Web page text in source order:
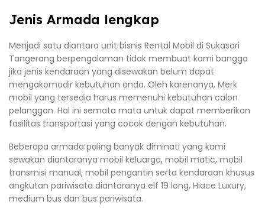
Jenis Armada lengkap
Menjadi satu diantara unit bisnis Rental Mobil di Sukasari
Tangerang berpengalaman tidak membuat kami bangga
jika jenis kendaraan yang disewakan belum dapat
mengakomodir kebutuhan anda. Oleh karenanya, Merk
mobil yang tersedia harus memenuhi kebutuhan calon
pelanggan. Hal ini semata mata untuk dapat memberikan
fasilitas transportasi yang cocok dengan kebutuhan.
Beberapa armada paling banyak diminati yang kami
sewakan diantaranya mobil keluarga, mobil matic, mobil
transmisi manual, mobil pengantin serta kendaraan khusus
angkutan pariwisata diantaranya elf 19 long, Hiace Luxury,
medium bus dan bus pariwisata.